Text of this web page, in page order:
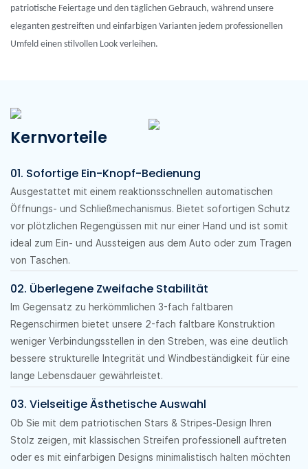
patriotische Feiertage und den täglichen Gebrauch, während unsere
eleganten gestreiften und einfarbigen Varianten jedem professionellen
Umfeld einen stilvollen Look verleihen.
Kernvorteile
01. Sofortige Ein-Knopf-Bedienung
Ausgestattet mit einem reaktionsschnellen automatischen
Öffnungs- und Schließmechanismus. Bietet sofortigen Schutz
vor plötzlichen Regengüssen mit nur einer Hand und ist somit
ideal zum Ein- und Aussteigen aus dem Auto oder zum Tragen
von Taschen.
02. Überlegene Zweifache Stabilität
Im Gegensatz zu herkömmlichen 3-fach faltbaren
Regenschirmen bietet unsere 2-fach faltbare Konstruktion
weniger Verbindungsstellen in den Streben, was eine deutlich
bessere strukturelle Integrität und Windbeständigkeit für eine
lange Lebensdauer gewährleistet.
03. Vielseitige Ästhetische Auswahl
Ob Sie mit dem patriotischen Stars & Stripes-Design Ihren
Stolz zeigen, mit klassischen Streifen professionell auftreten
oder es mit einfarbigen Designs minimalistisch halten möchten